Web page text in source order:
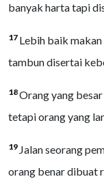
banyak harta tapi
17 Lebih baik
tambun disertai
18Orang yang
tetapi orang yang
19 Jalan seorang
orang benar dibuat